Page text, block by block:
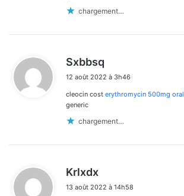
chargement…
Sxbbsq
t
12 août 2022 à 3h46
cleocin cost erythromycin 500mg oral
generic
chargement…
Krlxdx
t
13 août 2022 à 14h58